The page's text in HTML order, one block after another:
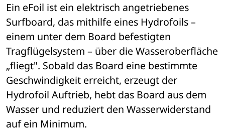
Ein eFoil ist ein elektrisch angetriebenes
Surfboard, das mithilfe eines Hydrofoils
einem unter dem Board befestigten
Tragflügelsystem – über die Wasseroberflä
„fliegt". Sobald das Board eine bestimmte
Geschwindigkeit erreicht, erzeugt der
Hydrofoil Auftrieb, hebt das Board aus dem
Wasser und reduziert den Wasserwiderstand
auf ein Minimum.